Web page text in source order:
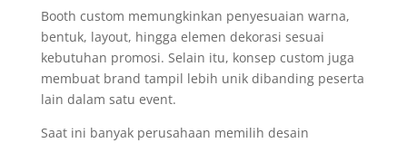
Booth custom memungkinkan penyesuaian warna,
bentuk, layout, hingga elemen dekorasi sesuai
kebutuhan promosi. Selain itu, konsep custom juga
membuat brand tampil lebih unik dibanding peserta
lain dalam satu event.
Saat ini banyak perusahaan memilih desain